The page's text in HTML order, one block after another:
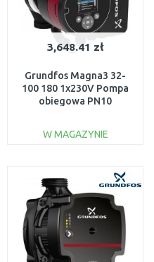
3,648.41 zł
Grundfos Magna3 32-
100 180 1x230V Pompa
obiegowa PN10
W MAGAZYNIE
Do porównania